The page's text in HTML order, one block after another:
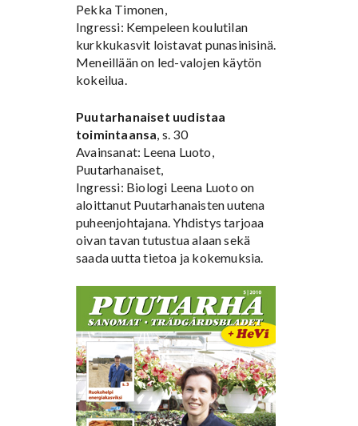
Pekka Timonen,
Ingressi: Kempeleen koulutilan
kurkkukasvit loistavat punasinisinä.
Meneillään on led-valojen käytön
kokeilua.
Puutarhanaiset uudistaa
toimintaansa, s. 30
Avainsanat: Leena Luoto,
Puutarhanaiset,
Ingressi: Biologi Leena Luoto on
aloittanut Puutarhanaisten uutena
puheenjohtajana. Yhdistys tarjoaa
oivan tavan tutustua alaan sekä
saada uutta tietoa ja kokemuksia.